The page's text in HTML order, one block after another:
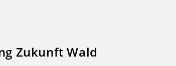
Zukunft Wald